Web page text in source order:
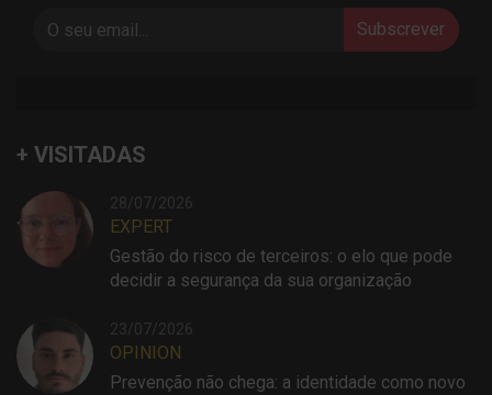
Subscrever
+ VISITADAS
28/07/2026
EXPERT
Gestão do risco de terceiros: o elo que pode
decidir a segurança da sua organização
23/07/2026
OPINION
Prevenção não chega: a identidade como novo